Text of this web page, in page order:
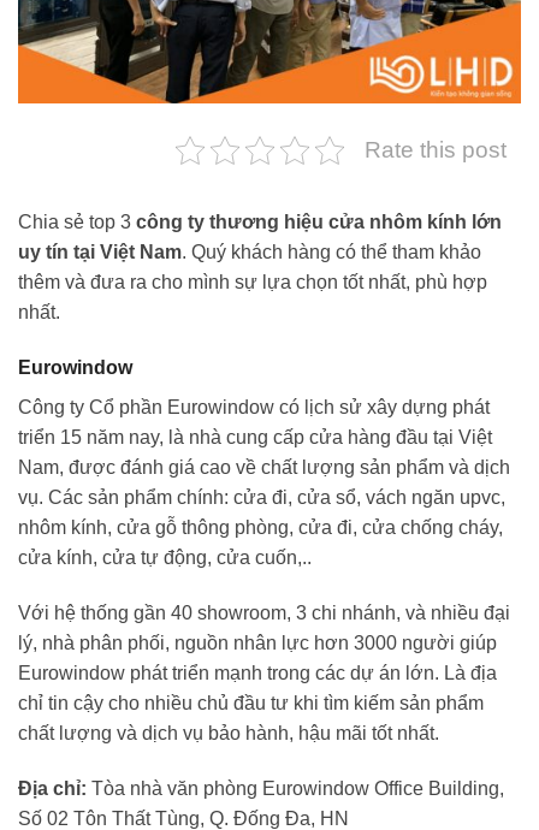
Rate this post
Chia sẻ top 3 công ty thương hiệu cửa nhôm kính lớn
uy tín tại Việt Nam. Quý khách hàng có thể tham khảo
thêm và đưa ra cho mình sự lựa chọn tốt nhất, phù hợp
nhất.
Eurowindow
Công ty Cổ phần Eurowindow có lịch sử xây dựng phát
triển 15 năm nay, là nhà cung cấp cửa hàng đầu tại Việt
Nam, được đánh giá cao về chất lượng sản phẩm và dịch
vụ. Các sản phẩm chính: cửa đi, cửa sổ, vách ngăn upvc,
nhôm kính, cửa gỗ thông phòng, cửa đi, cửa chống cháy,
cửa kính, cửa tự động, cửa cuốn,..
Với hệ thống gần 40 showroom, 3 chi nhánh, và nhiều đại
lý, nhà phân phối, nguồn nhân lực hơn 3000 người giúp
Eurowindow phát triển mạnh trong các dự án lớn. Là địa
chỉ tin cậy cho nhiều chủ đầu tư khi tìm kiếm sản phẩm
chất lượng và dịch vụ bảo hành, hậu mãi tốt nhất.
Địa chỉ: Tòa nhà văn phòng Eurowindow Office Building,
Số 02 Tôn Thất Tùng, Q. Đống Đa, HN